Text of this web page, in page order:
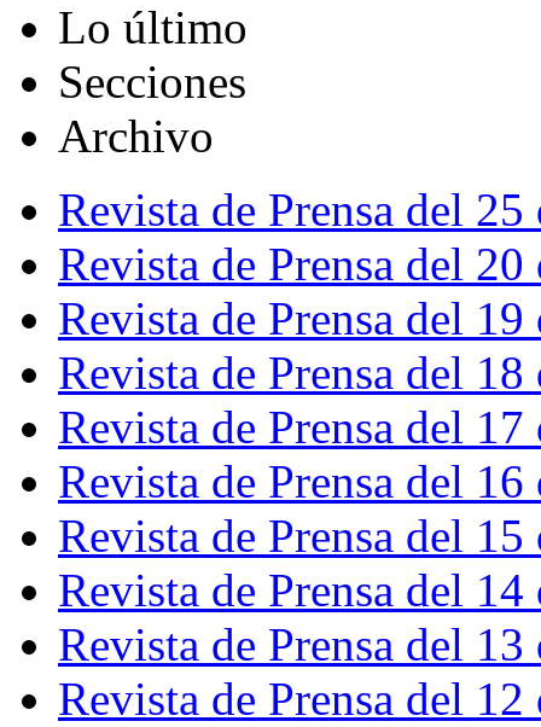
Lo último
Secciones
Archivo
Revista de Prensa del
Revista de Prensa del
Revista de Prensa del
Revista de Prensa del
Revista de Prensa del
Revista de Prensa del
Revista de Prensa del
Revista de Prensa del
Revista de Prensa del
Revista de Prensa del